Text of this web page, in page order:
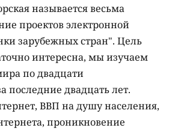
называется весьма
проектов электронной
зарубежных стран". Цель
интересна, мы изучаем
по двадцати
последние двадцать лет.
ВВП на душу населения,
проникновение